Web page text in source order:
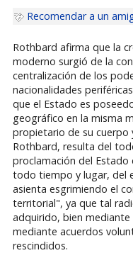
Recomendar a un
Rothbard afirma que la
moderno surgió de la
centralización de los
nacionalidades
que el Estado es
geográfico en la misma
propietario de su cuerpo
Rothbard, resulta del
proclamación del
todo tiempo y lugar, del
asienta esgrimiendo el
territorial", ya que tal
adquirido, bien mediante
mediante acuerdos
rescindidos.